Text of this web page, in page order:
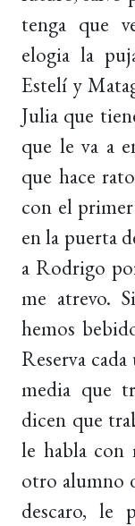
tenga que
elogia la
Estelí y
Julia que
que le va a
que hace
con el
en la puerta
a Rodrigo
me atrevo.
hemos
Reserva
media que
dicen que
le habla con
otro alumno
descaro, le